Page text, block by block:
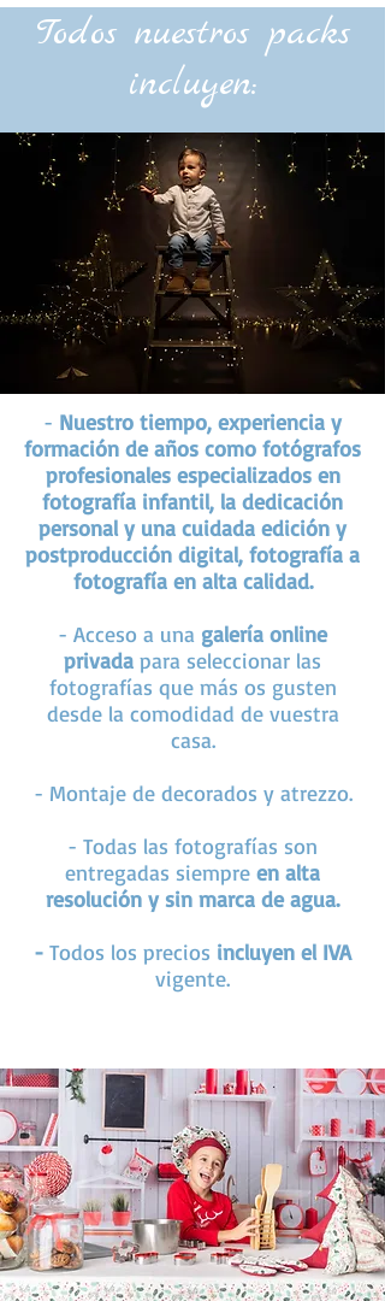
Todos nuestros packs
incluyen:
- Nuestro tiempo, experiencia y
formación de años como fotógrafos
profesionales especializados en
fotografía infantil, la dedicación
personal y una cuidada edición y
postproducción digital, fotografía a
fotografía en alta calidad.
- Acceso a una galería online
privada para seleccionar las
fotografías que más os gusten
desde la comodidad de vuestra
casa.
- Montaje de decorados y atrezzo.
- Todas las fotografías son
entregadas siempre en alta
resolución y sin marca de agua.
- Todos los precios incluyen el IVA
vigente.